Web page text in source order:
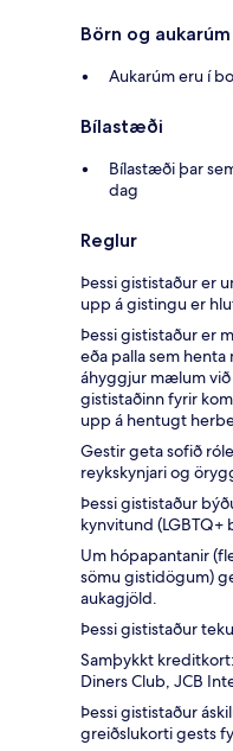
Börn og aukarúm
Aukarúm eru í
Bílastæði
Bílastæði þar
dag
Reglur
Þessi gististaður er
upp á gistingu er
Þessi gististaður er
eða palla sem
áhyggjur mælum við
gististaðinn fyrir
upp á hentugt
Gestir geta sofið
reykskynjari og
Þessi gististaður
kynvitund (LGBTQ+
Um hópapantanir
sömu gistidögum)
aukagjöld.
Þessi gististaður
Samþykkt
Diners Club, JCB
Þessi gististaður
greiðslukorti gests